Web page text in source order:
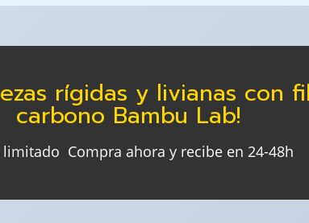
rígidas y livianas con
carbono Bambu Lab!
limitado  Compra ahora y recibe en 24-48h